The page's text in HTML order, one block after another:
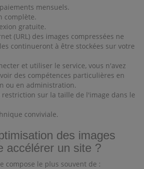
mensuels.
complète.
gratuite.
(URL) des images compressées ne
continueront à être stockées sur votre
et utiliser le service, vous n'avez
des compétences particulières en
ou en administration.
restriction sur la taille de l'image dans le
conviviale.
des images
accélérer un site ?
compose le plus souvent de :